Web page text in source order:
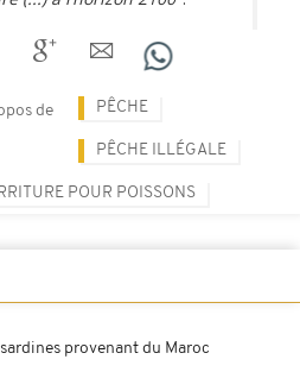
de PÊCHE
PÊCHE ILLÉGALE
POUR POISSONS
provenant du Maroc